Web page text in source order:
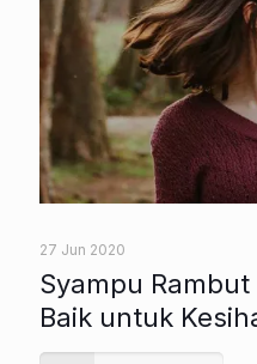
27 Jun 2020
Syampu
Baik untuk